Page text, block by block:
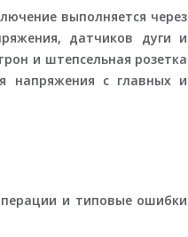
выполняется через
датчиков дуги и
и штепсельная розетка
напряжения с главных и
и типовые ошибки